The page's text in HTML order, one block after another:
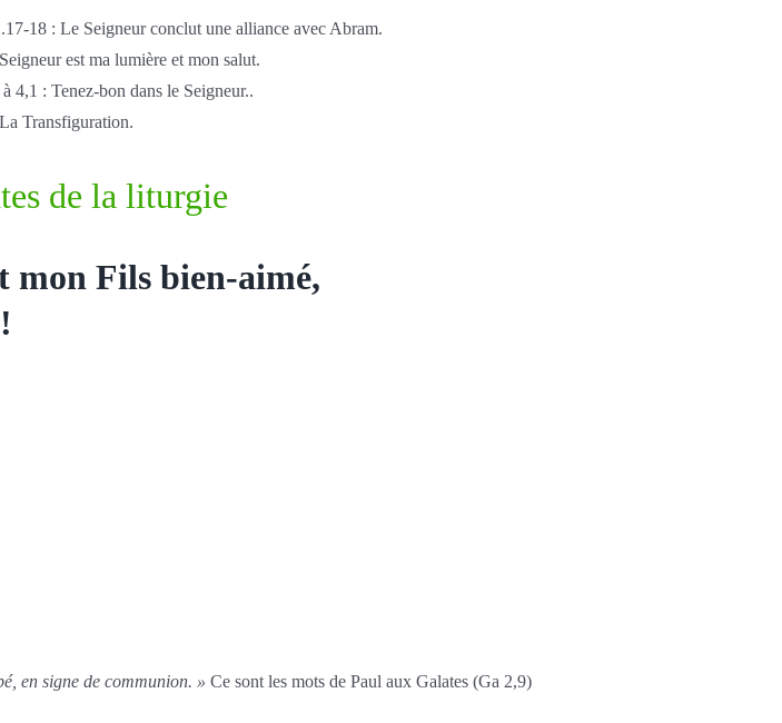
18 : Le Seigneur conclut une alliance avec Abram.
est ma lumière et mon salut.
4,1 : Tenez-bon dans le Seigneur..
Transfiguration.
de la liturgie
mon Fils bien-aimé,
en signe de communion. » Ce sont les mots de Paul aux Galates (Ga 2,9)